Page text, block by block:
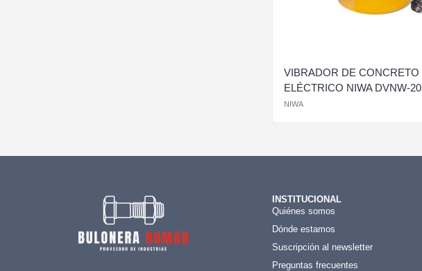
VIBRADOR DE CONCRETO
ELÉCTRICO NIWA DVNW-20
NIWA
INSTITUCIONAL
Quiénes somos
Dónde estamos
Suscripción al newsletter
Preguntas frecuentes